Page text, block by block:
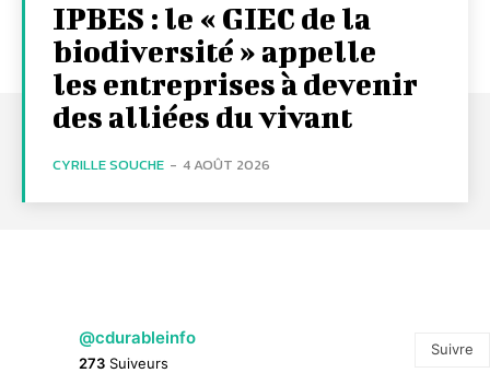
IPBES : le « GIEC de la
biodiversité » appelle
les entreprises à devenir
des alliées du vivant
CYRILLE SOUCHE - 4 AOÛT 2026
@cdurableinfo
273 Suiveurs
Suivre